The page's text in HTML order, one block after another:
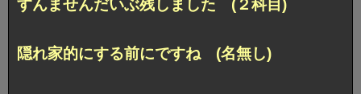
すんませんだいぶ残しました (２科目)
隠れ家的にする前にですね (名無し)